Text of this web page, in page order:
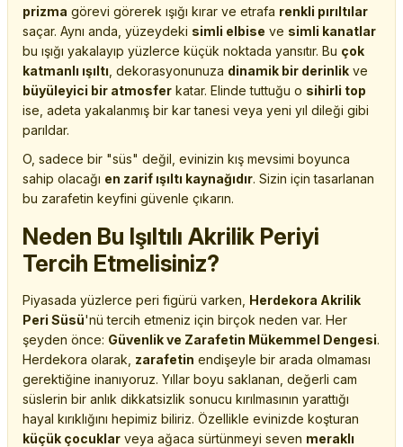
prizma görevi görerek ışığı kırar ve etrafa renkli pırıltılar
saçar. Aynı anda, yüzeydeki simli elbise ve simli kanatlar
bu ışığı yakalayıp yüzlerce küçük noktada yansıtır. Bu çok
katmanlı ışıltı , dekorasyonunuza dinamik bir derinlik ve
büyüleyici bir atmosfer katar. Elinde tuttuğu o sihirli top
ise, adeta yakalanmış bir kar tanesi veya yeni yıl dileği gibi
parıldar.
O, sadece bir "süs" değil, evinizin kış mevsimi boyunca
sahip olacağı en zarif ışıltı kaynağıdır. Sizin için tasarlanan
bu zarafetin keyfini güvenle çıkarın.
Neden Bu Işıltılı Akrilik Periyi
Tercih Etmelisiniz?
Piyasada yüzlerce peri figürü varken, Herdekora Akrilik
Peri Süsü'nü tercih etmeniz için birçok neden var. Her
şeyden önce: Güvenlik ve Zarafetin Mükemmel Dengesi.
Herdekora olarak, zarafetin endişeyle bir arada olmaması
gerektiğine inanıyoruz. Yıllar boyu saklanan, değerli cam
süslerin bir anlık dikkatsizlik sonucu kırılmasının yarattığı
hayal kırıklığını hepimiz biliriz. Özellikle evinizde koşturan
küçük çocuklar veya ağaca sürtünmeyi seven meraklı